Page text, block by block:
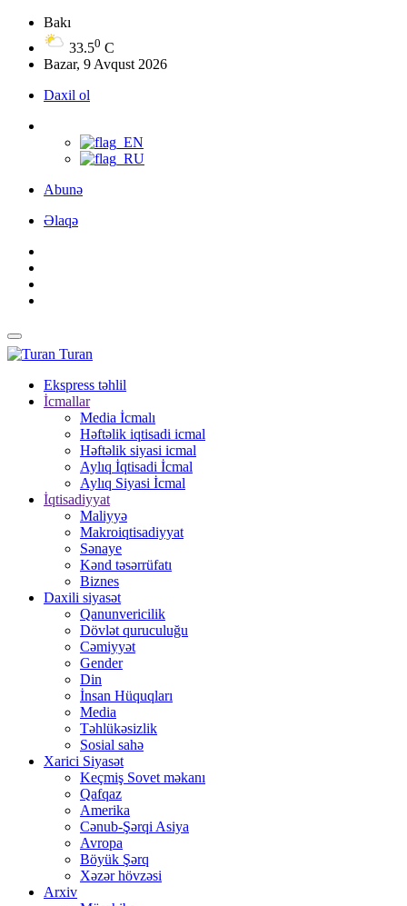
Bakı
33.50 C
Bazar, 9 Avqust 2026
Daxil ol
Abunə
Əlaqə
Turan
Ekspress təhlil
İcmallar
Media İcmalı
Həftəlik iqtisadi icmal
Həftəlik siyasi icmal
Aylıq İqtisadi İcmal
Aylıq Siyasi İcmal
İqtisadiyyat
Maliyyə
Makroiqtisadiyyat
Sənaye
Kənd təsərrüfatı
Biznes
Daxili siyasət
Qanunvericilik
Dövlət quruculuğu
Cəmiyyət
Gender
Din
İnsan Hüquqları
Media
Təhlükəsizlik
Sosial sahə
Xarici Siyasət
Keçmiş Sovet məkanı
Qafqaz
Amerika
Cənub-Şərqi Asiya
Avropa
Böyük Şərq
Xəzər hövzəsi
Arxiv